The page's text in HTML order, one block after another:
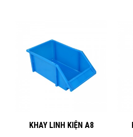
KHAY LINH KIỆN A8